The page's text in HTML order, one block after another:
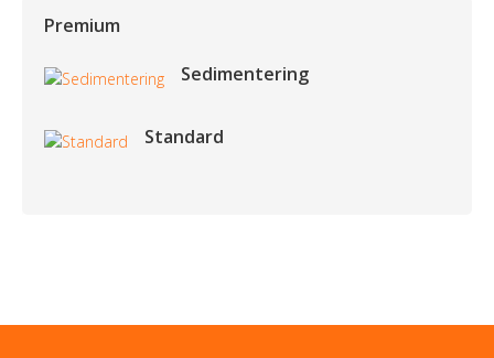
Premium
Sedimentering
Standard